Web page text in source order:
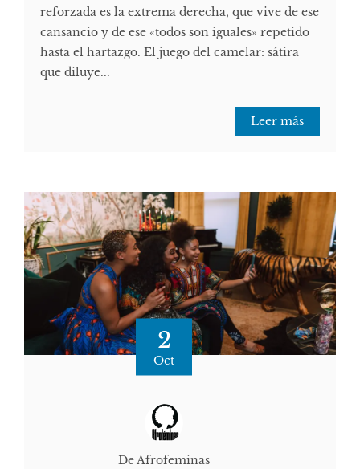
reforzada es la extrema derecha, que vive de ese
cansancio y de ese «todos son iguales» repetido
hasta el hartazgo. El juego del camelar: sátira
que diluye...
Leer más
2
Oct
De Afrofeminas